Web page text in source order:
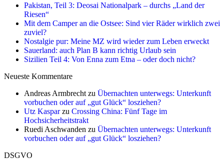
Pakistan, Teil 3: Deosai Nationalpark – durchs „Land der
Riesen“
Mit dem Camper an die Ostsee: Sind vier Räder wirklich zwei
zuviel?
Nostalgie pur: Meine MZ wird wieder zum Leben erweckt
Sauerland: auch Plan B kann richtig Urlaub sein
Sizilien Teil 4: Von Enna zum Etna – oder doch nicht?
Neueste Kommentare
Andreas Armbrecht zu Übernachten unterwegs: Unterkunft
vorbuchen oder auf „gut Glück“ losziehen?
Utz Kasparzu Crossing China: Fünf Tage im
Hochsicherheitstrakt
Ruedi Aschwanden zu Übernachten unterwegs: Unterkunft
vorbuchen oder auf „gut Glück“ losziehen?
DSGVO